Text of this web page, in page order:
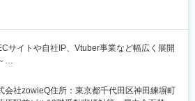
る新しい仲間を募集します。エンタメ業界で
らず、情熱を持って業務に取り組める方を歓
：
一つひとつがタレントの活躍や数値結果に直
サイトや自社IP、Vtuber事業など幅広く展開
て採用し、株式会社zowieQへ在籍出向いただ
会社zowieQ住所：東京都千代田区神田練塀町